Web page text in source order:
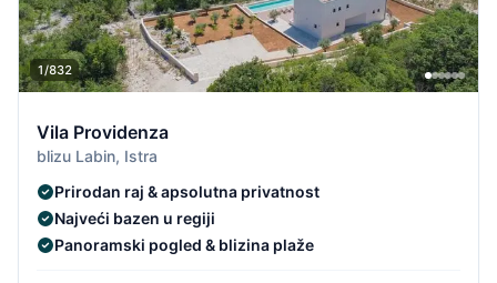
1/832
Vila Providenza
blizu Labin, Istra
Prirodan raj & apsolutna privatnost
Najveći bazen u regiji
Panoramski pogled & blizina plaže